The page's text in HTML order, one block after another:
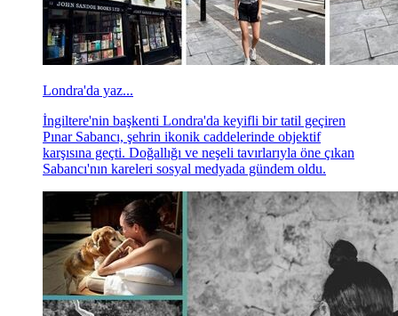
Londra'da yaz...
İngiltere'nin başkenti Londra'da keyifli bir tatil geçiren
Pınar Sabancı, şehrin ikonik caddelerinde objektif
karşısına geçti. Doğallığı ve neşeli tavırlarıyla öne çıkan
Sabancı'nın kareleri sosyal medyada gündem oldu.